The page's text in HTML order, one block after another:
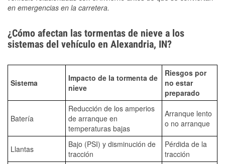
en emergencias en la carretera.
¿Cómo afectan las tormentas de nieve a los
sistemas del vehículo en Alexandria, IN?
Sistema
Impacto de la tormenta de
nieve
Riesgos por
no estar
preparado
Batería
Reducción de los amperios
de arranque en
temperaturas bajas
Arranque lento
o no arranque
Llantas
Bajo (PSI) y disminución de
tracción
Pérdida de la
tracción